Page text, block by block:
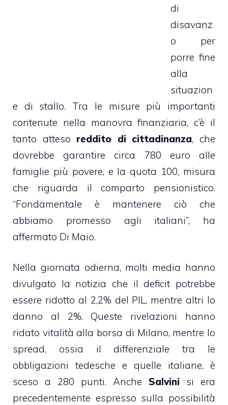
di
disavanz
o per
porre fine
alla
situazion
e di stallo. Tra le misure più importanti
contenute nella manovra finanziaria, c’è il
tanto atteso reddito di cittadinanza, che
dovrebbe garantire circa 780 euro alle
famiglie più povere, e la quota 100, misura
che riguarda il comparto pensionistico.
“Fondamentale è mantenere ciò che
abbiamo promesso agli italiani”, ha
affermato Di Maio.
Nella giornata odierna, molti media hanno
divulgato la notizia che il deficit potrebbe
essere ridotto al 2,2% del PIL, mentre altri lo
danno al 2%. Queste rivelazioni hanno
ridato vitalità alla borsa di Milano, mentre lo
spread, ossia il differenziale tra le
obbligazioni tedesche e quelle italiane, è
sceso a 280 punti. Anche Salvini si era
precedentemente espresso sulla possibilità